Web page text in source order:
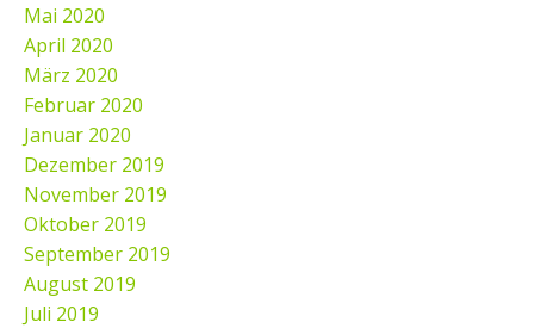
Mai 2020
April 2020
März 2020
Februar 2020
Januar 2020
Dezember 2019
November 2019
Oktober 2019
September 2019
August 2019
Juli 2019